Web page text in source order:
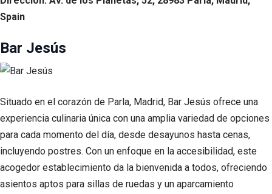
Spain
Bar Jesús
Situado en el corazón de Parla, Madrid, Bar Jesús ofrece una
experiencia culinaria única con una amplia variedad de opciones
para cada momento del día, desde desayunos hasta cenas,
incluyendo postres. Con un enfoque en la accesibilidad, este
acogedor establecimiento da la bienvenida a todos, ofreciendo
asientos aptos para sillas de ruedas y un aparcamiento